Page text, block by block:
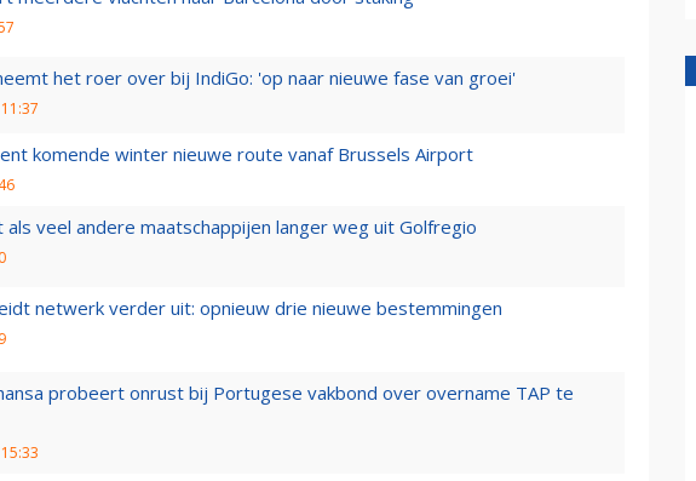
het roer over bij IndiGo: 'op naar nieuwe fase van groei'
komende winter nieuwe route vanaf Brussels Airport
als veel andere maatschappijen langer weg uit Golfregio
netwerk verder uit: opnieuw drie nieuwe bestemmingen
probeert onrust bij Portugese vakbond over overname TAP te